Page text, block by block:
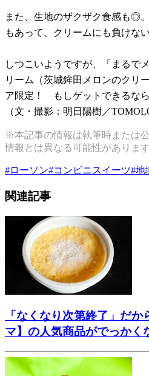
また、生地のザクザク食感も◎
もあって、クリームにも負けな
しつこいようですが、「まるで
リーム（茨城鉾田メロンのクリ
ア限定！ もしゲットできるなら
（文・撮影：明日陽樹／
※本記事の情報は執筆時または
情報とは異なる可能性がありま
#ローソン#コンビニスイーツ#地
関連記事
「なくなり次第終了」だか
マ】の人気商品がでっかく